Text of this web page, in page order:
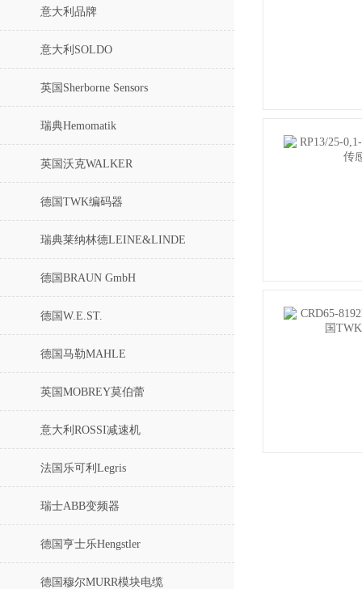
意大利品牌
意大利SOLDO
英国Sherborne Sensors
瑞典Hemomatik
英国沃克WALKER
德国TWK编码器
瑞典莱纳林德LEINE&LINDE
德国BRAUN GmbH
德国W.E.ST.
德国马勒MAHLE
英国MOBREY莫伯蕾
意大利ROSSI减速机
法国乐可利Legris
瑞士ABB变频器
德国亨士乐Hengstler
德国穆尔MURR模块电缆